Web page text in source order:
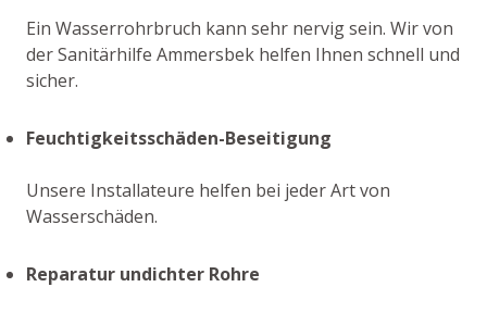
Ein Wasserrohrbruch kann sehr nervig sein. Wir von
der Sanitärhilfe Ammersbek helfen Ihnen schnell und
sicher.
Feuchtigkeitsschäden-Beseitigung
Unsere Installateure helfen bei jeder Art von
Wasserschäden.
Reparatur undichter Rohre